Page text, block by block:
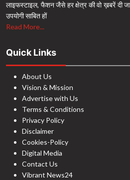
लाइफस्टाइल, फैशन जैसे हर क्षेत्र की वो ख़बरें दी
उपयोगी साबित हों
Read More...
Quick Links
About Us
Vision & Mission
Advertise with Us
Terms & Conditions
Privacy Policy
Disclaimer
Cookies-Policy
Digital Media
Contact Us
Vibrant News24